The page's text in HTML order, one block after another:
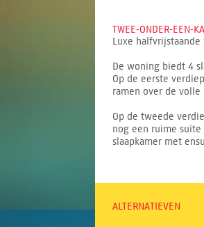
TWEE-ONDER-EEN-
Luxe
De woning biedt 4
Op de eerste
ramen over de
Op de tweede
nog een ruime
slaapkamer met
ALTERNATIEVEN